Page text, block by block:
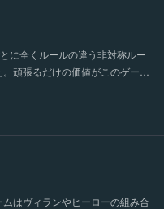
に全くルールの違う非対称ルー
頑張るだけの価値がこのゲー…
はヴィランやヒーローの組み合